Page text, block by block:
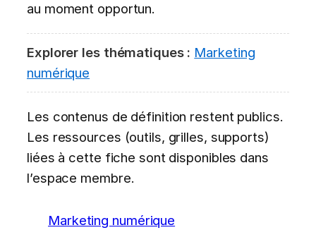
au moment opportun.
Explorer les thématiques : Marketing
numérique
Les contenus de définition restent publics.
Les ressources (outils, grilles, supports)
liées à cette fiche sont disponibles dans
l’espace membre.
Marketing numérique